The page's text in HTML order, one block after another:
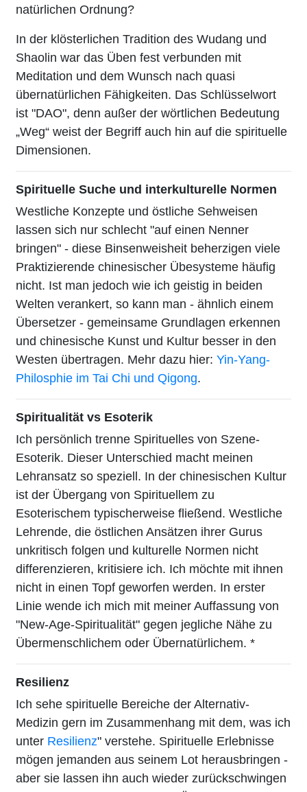
natürlichen Ordnung?
In der klösterlichen Tradition des Wudang und
Shaolin war das Üben fest verbunden mit
Meditation und dem Wunsch nach quasi
übernatürlichen Fähigkeiten. Das Schlüsselwort
ist "DAO", denn außer der wörtlichen Bedeutung
„Weg“ weist der Begriff auch hin auf die spirituelle
Dimensionen.
Spirituelle Suche und interkulturelle Normen
Westliche Konzepte und östliche Sehweisen
lassen sich nur schlecht "auf einen Nenner
bringen" - diese Binsenweisheit beherzigen viele
Praktizierende chinesischer Übesysteme häufig
nicht. Ist man jedoch wie ich geistig in beiden
Welten verankert, so kann man - ähnlich einem
Übersetzer - gemeinsame Grundlagen erkennen
und chinesische Kunst und Kultur besser in den
Westen übertragen. Mehr dazu hier: Yin-Yang-
Philosphie im Tai Chi und Qigong.
Spiritualität vs Esoterik
Ich persönlich trenne Spirituelles von Szene-
Esoterik. Dieser Unterschied macht meinen
Lehransatz so speziell. In der chinesischen Kultur
ist der Übergang von Spirituellem zu
Esoterischem typischerweise fließend. Westliche
Lehrende, die östlichen Ansätzen ihrer Gurus
unkritisch folgen und kulturelle Normen nicht
differenzieren, kritisiere ich. Ich möchte mit ihnen
nicht in einen Topf geworfen werden. In erster
Linie wende ich mich mit meiner Auffassung von
"New-Age-Spiritualität" gegen jegliche Nähe zu
Übermenschlichem oder Übernatürlichem. *
Resilienz
Ich sehe spirituelle Bereiche der Alternativ-
Medizin gern im Zusammenhang mit dem, was ich
unter Resilienz" verstehe. Spirituelle Erlebnisse
mögen jemanden aus seinem Lot herausbringen -
aber sie lassen ihn auch wieder zurückschwingen